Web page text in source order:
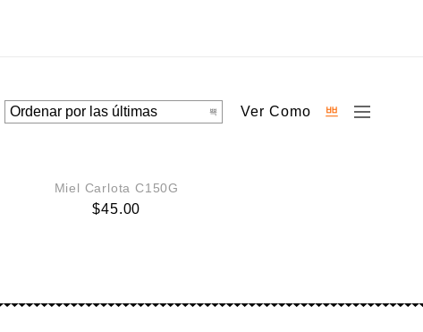
Ver Como
Miel Carlota C150G
$45.00